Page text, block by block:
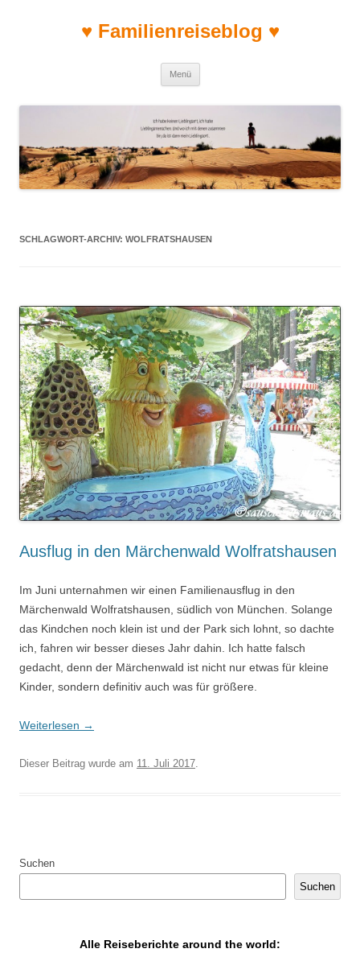
♥ Familienreiseblog ♥
Menü
SCHLAGWORT-ARCHIV: WOLFRATSHAUSEN
Ausflug in den Märchenwald Wolfratshausen
Im Juni unternahmen wir einen Familienausflug in den
Märchenwald Wolfratshausen, südlich von München. Solange
das Kindchen noch klein ist und der Park sich lohnt, so dachte
ich, fahren wir besser dieses Jahr dahin. Ich hatte falsch
gedacht, denn der Märchenwald ist nicht nur etwas für kleine
Kinder, sondern definitiv auch was für größere.
Weiterlesen →
Dieser Beitrag wurde am 11. Juli 2017.
Suchen
Suchen
Alle Reiseberichte around the world: